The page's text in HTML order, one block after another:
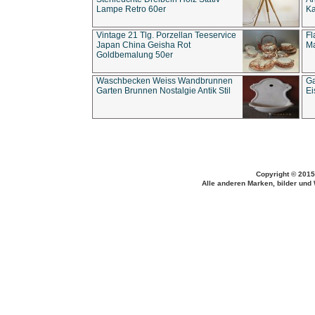
Lampe Retro 60er
Vintage 21 Tlg. Porzellan Teeservice
Japan China Geisha Rot
Goldbemalung 50er
Waschbecken Weiss Wandbrunnen
Garten Brunnen Nostalgie Antik Stil
Copyright ©
Alle anderen Marken, bilder und